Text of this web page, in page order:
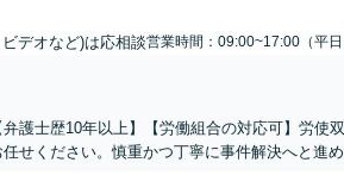
デオなど)は応相談営業時間：09:00~17:00（平日
護士歴10年以上】【労働組合の対応可】労使
せください。慎重かつ丁寧に事件解決へと進め